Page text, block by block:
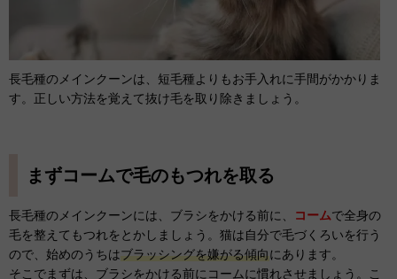
長毛種のメインクーンは、短毛種よりもお手入れに手間がかかりま
す。正しい方法を覚えて抜け毛を取り除きましょう。
まずコームで毛のもつれを取る
長毛種のメインクーンには、ブラシをかける前に、 コームで全身の
毛を整えてもつれをとかしましょう。猫は自分で毛づくろいを行う
ので、始めのうちはブラッシングを嫌がる傾向にあります。
そこでまずは、ブラシをかける前にコームに慣れさせましょう。こ